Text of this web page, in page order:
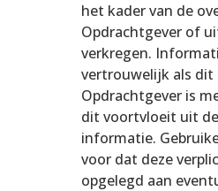
het kader van de
Opdrachtgever of
verkregen.
vertrouwelijk als dit
Opdrachtgever is
dit voortvloeit uit
informatie.
voor dat deze
opgelegd aan